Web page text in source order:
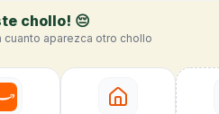
chollo! 😔
cuanto aparezca otro chollo